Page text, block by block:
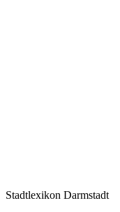
Stadtlexikon Darmstadt